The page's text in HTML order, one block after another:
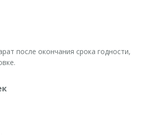
после окончания срока годности,